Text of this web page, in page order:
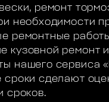
ремонт
необходимости
ремонтные
кузовной ремонт и
нашего сервиса
сроки сделают
сроков.